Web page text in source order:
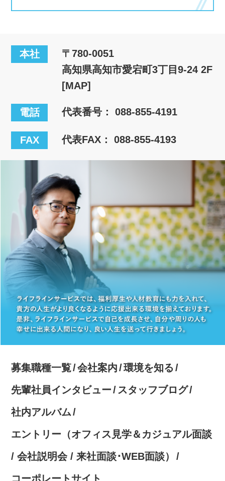
本社
〒780-0051
高知県高知市愛宕町3丁目9-24 2F
[MAP]
電話 代表番号：088-855-4191
FAX 代表FAX： 088-855-4193
募集職種一覧 会社案内
環境を知る
先輩社員インタビュー
スタッフブログ
社内アルバム
エントリー（オフィス見学＆カジュアル面談
/ 会社説明会 / 来社面談･WEB面談）
コーポレートサイト